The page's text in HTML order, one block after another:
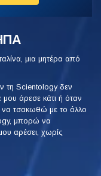
μια μητέρα από
τη Scientology δεν
άρεσε κάτι ή όταν
να τσακωθώ με το άλλο
μπορώ να
αρέσει, χωρίς